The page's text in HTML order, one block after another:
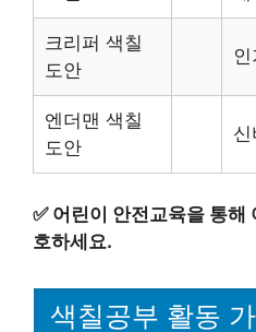
크리퍼 색칠
도안
엔더맨 색칠
도안
✅ 어린이 안전교육을 통해
호하세요.
색칠공부 활동